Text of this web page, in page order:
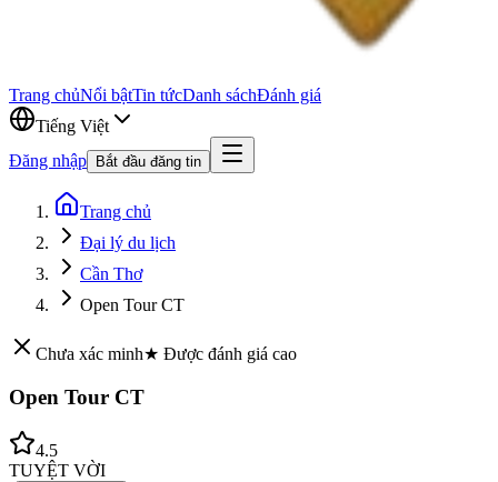
Trang chủNổi bậtTin tứcDanh sáchĐánh giá
Tiếng Việt
Đăng nhập
Bắt đầu đăng tin
Trang chủ
Đại lý du lịch
Cần Thơ
Open Tour CT
Chưa xác minh★ Được đánh giá cao
Open Tour CT
4.5
TUYỆT VỜI